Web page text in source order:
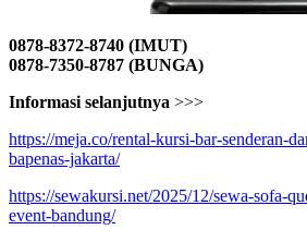
0878-8372-8740 (IMUT)
0878-7350-8787 (BUNGA)
Informasi selanjutnya >>>
https://meja.co/rental-kursi-bar-senderan-
bapenas-jakarta/
https://sewakursi.net/2025/12/sewa-sofa-
event-bandung/